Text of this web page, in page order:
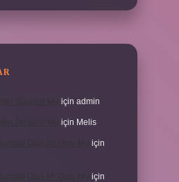
için admin
için Melis
için
için